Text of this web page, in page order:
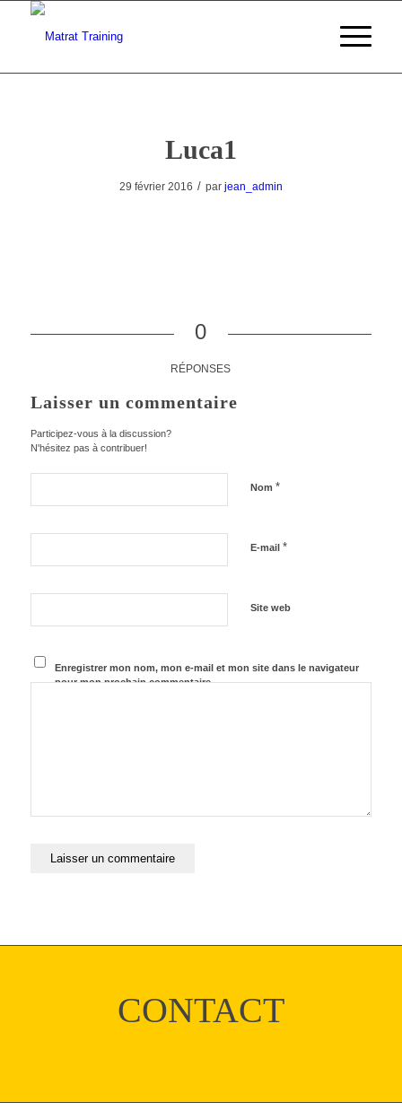
Luca1
29 février 2016 / par jean_admin
0
RÉPONSES
Laisser un commentaire
Participez-vous à la discussion?
N'hésitez pas à contribuer!
Nom *
E-mail *
Site web
Enregistrer mon nom, mon e-mail et mon site dans le navigateur
pour mon prochain commentaire.
CONTACT